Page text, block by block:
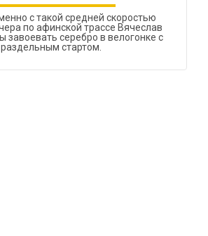
с такой средней скоростью
по афинской трассе Вячеслав
завоевать серебро в велогонке с
раздельным стартом.